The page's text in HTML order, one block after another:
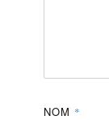
NOM *